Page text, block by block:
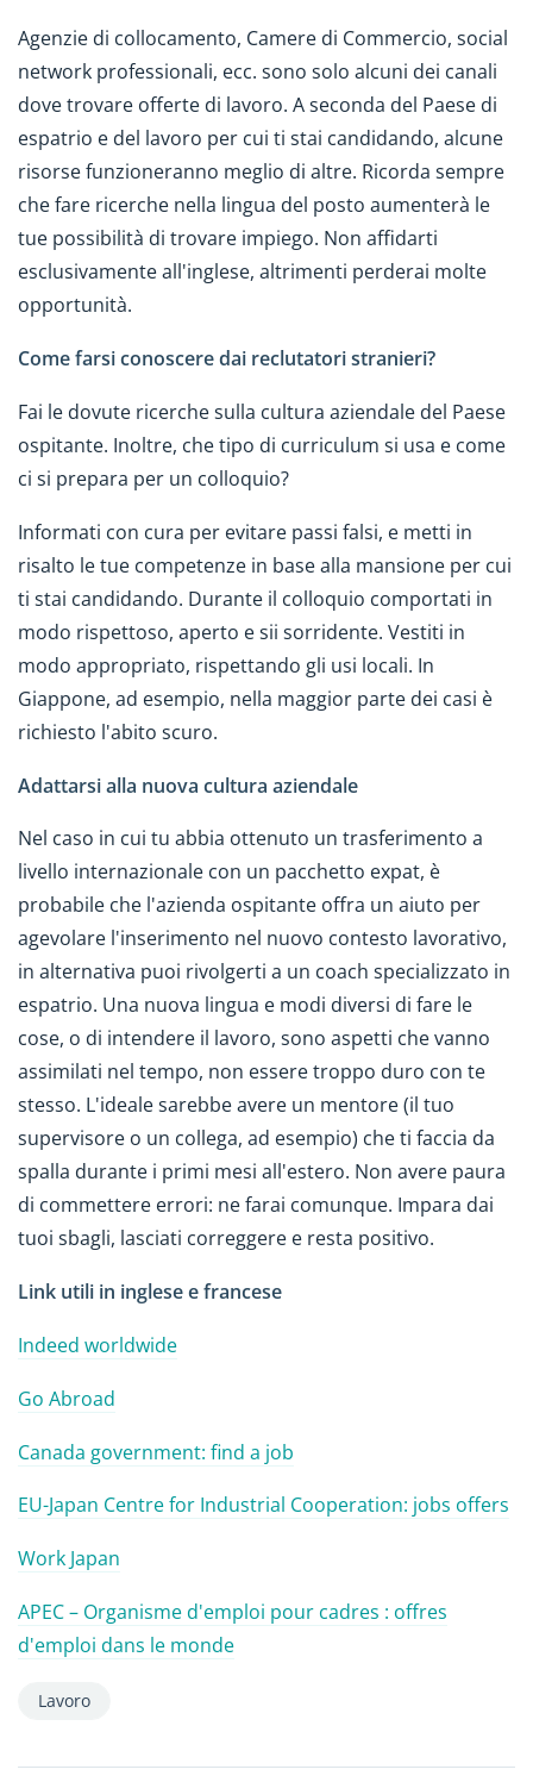
Agenzie di collocamento, Camere di Commercio, social
network professionali, ecc. sono solo alcuni dei canali
dove trovare offerte di lavoro. A seconda del Paese di
espatrio e del lavoro per cui ti stai candidando, alcune
risorse funzioneranno meglio di altre. Ricorda sempre
che fare ricerche nella lingua del posto aumenterà le
tue possibilità di trovare impiego. Non affidarti
esclusivamente all'inglese, altrimenti perderai molte
opportunità.
Come farsi conoscere dai reclutatori stranieri?
Fai le dovute ricerche sulla cultura aziendale del Paese
ospitante. Inoltre, che tipo di curriculum si usa e come
ci si prepara per un colloquio?
Informati con cura per evitare passi falsi, e metti in
risalto le tue competenze in base alla mansione per cui
ti stai candidando. Durante il colloquio comportati in
modo rispettoso, aperto e sii sorridente. Vestiti in
modo appropriato, rispettando gli usi locali. In
Giappone, ad esempio, nella maggior parte dei casi è
richiesto l'abito scuro.
Adattarsi alla nuova cultura aziendale
Nel caso in cui tu abbia ottenuto un trasferimento a
livello internazionale con un pacchetto expat, è
probabile che l'azienda ospitante offra un aiuto per
agevolare l'inserimento nel nuovo contesto lavorativo,
in alternativa puoi rivolgerti a un coach specializzato in
espatrio. Una nuova lingua e modi diversi di fare le
cose, o di intendere il lavoro, sono aspetti che vanno
assimilati nel tempo, non essere troppo duro con te
stesso. L'ideale sarebbe avere un mentore (il tuo
supervisore o un collega, ad esempio) che ti faccia da
spalla durante i primi mesi all'estero. Non avere paura
di commettere errori: ne farai comunque. Impara dai
tuoi sbagli, lasciati correggere e resta positivo.
Link utili in inglese e francese
Indeed worldwide
Go Abroad
Canada government: find a job
EU-Japan Centre for Industrial Cooperation: jobs offers
Work Japan
APEC – Organisme d'emploi pour cadres : offres
d'emploi dans le monde
Lavoro